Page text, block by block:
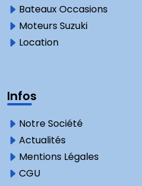
Bateaux Occasions
Moteurs Suzuki
Location
Infos
Notre Société
Actualités
Mentions Légales
CGU